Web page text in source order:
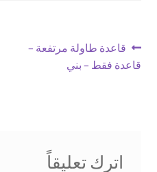
تصفّح
المقالات
Previous
post:
قاعدة طاولة مرتفعة –
قاعدة فقط – بني
اترك تعليقاً